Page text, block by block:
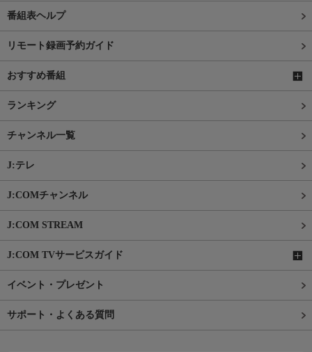
番組表ヘルプ
リモート録画予約ガイド
おすすめ番組
ランキング
チャンネル一覧
J:テレ
J:COMチャンネル
J:COM STREAM
J:COM TVサービスガイド
イベント・プレゼント
サポート・よくある質問